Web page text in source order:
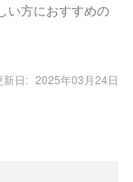
い方におすすめの
新日: 2025年03月24日